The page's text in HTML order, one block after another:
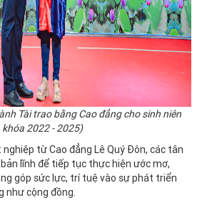
Tài trao bằng Cao đẳng cho sinh niên
khóa 2022 - 2025)
từ Cao đẳng Lê Quý Đôn, các tân
lĩnh để tiếp tục thực hiện ước mơ,
góp sức lực, trí tuệ vào sự phát triển
như cộng đồng.